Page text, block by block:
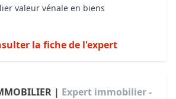
valeur vénale en biens
la fiche de l'expert
| Expert immobilier -